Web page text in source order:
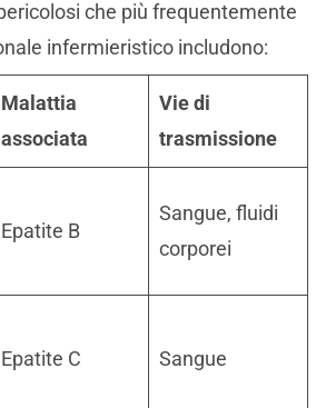
che più frequentemente
infermieristico includono:
Malattia
associata
Vie di
trasmissione
Epatite B
Sangue, fluidi
corporei
Epatite C Sangue